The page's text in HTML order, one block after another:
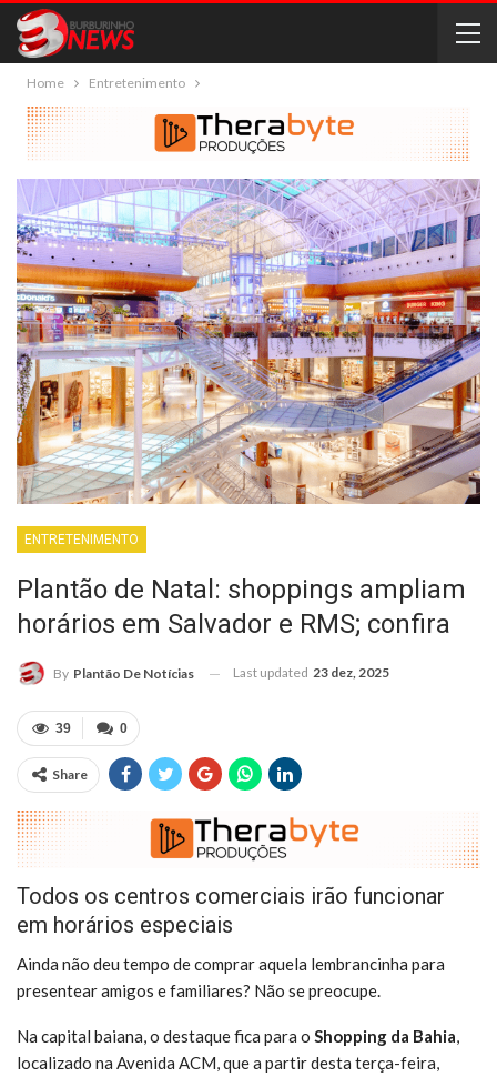
Home Entretenimento
ENTRETENIMENTO
Plantão de Natal: shoppings ampliam
horários em Salvador e RMS; confira
By Plantão De Notícias Last updated 23 dez, 2025
0
39
Share
Todos os centros comerciais irão funcionar
em horários especiais
Ainda não deu tempo de comprar aquela lembrancinha para
presentear amigos e familiares? Não se preocupe.
Na capital baiana, o destaque fica para o Shopping da Bahia,
localizado na Avenida ACM, que a partir desta terça-feira,